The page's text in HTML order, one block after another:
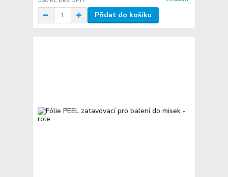
Přidat do košíku